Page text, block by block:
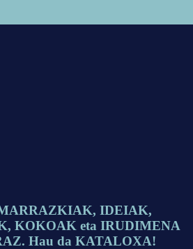
IDEIAK,
KOKOAK eta IRUDIMENA
Hau da KATALOXA!